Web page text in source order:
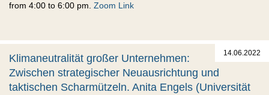
from 4:00 to 6:00 pm. Zoom Link
14.06.2022
Klimaneutralität großer Unternehmen:
Zwischen strategischer Neuausrichtung und
taktischen Scharmützeln. Anita Engels (Universität